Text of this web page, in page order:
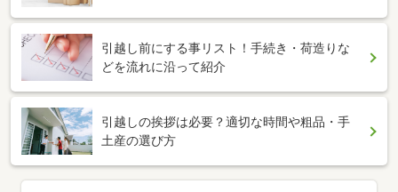
引越し前にする事リスト！手続き・荷造りな
どを流れに沿って紹介
引越しの挨拶は必要？適切な時間や粗品・手
土産の選び方